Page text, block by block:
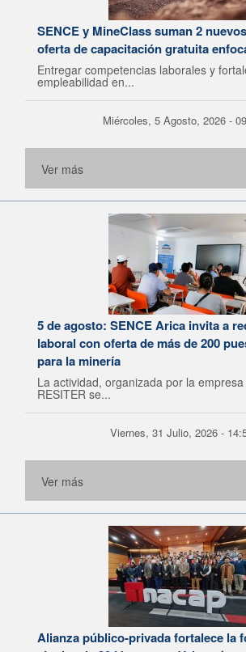
SENCE y MineClass suman 2
oferta de capacitación gratuita
Entregar competencias laborales y
empleabilidad en...
Miércoles, 5 Agosto, 2026 -
Ver más
5 de agosto: SENCE Arica invita a
laboral con oferta de más de 200
para la minería
La actividad, organizada por la
RESITER se...
Viernes, 31 Julio, 2026 -
Ver más
Alianza público-privada fortalece la